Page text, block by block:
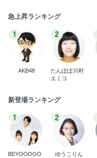
急上昇ランキング
1
AKB48
2
たんぽぽ川村
エミコ
新登場ランキング
1
BEYOOOOO
2
ゆうこりん